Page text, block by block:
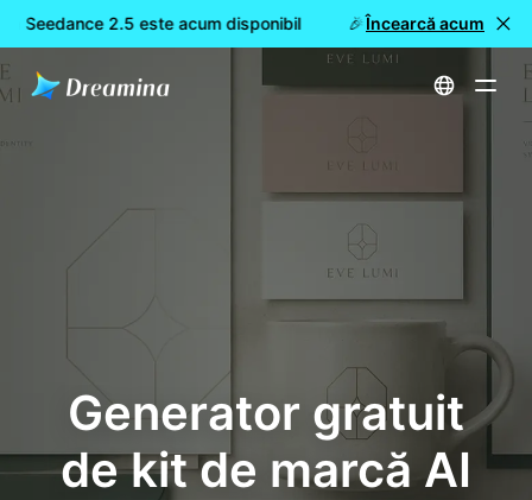
Seedance 2.5 este acum disponibil 🎉 Model nou LIVE:
Încearcă acum
Acasă Creează Generator gratuit de kit de marcă AI
Generator gratuit
de kit de marcă AI